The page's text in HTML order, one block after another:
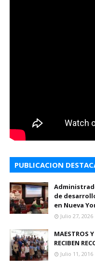
PUBLICACION
de
en Nueva
Julio 27, 2026
MAESTROS
RECIBEN
Julio 11, 2016